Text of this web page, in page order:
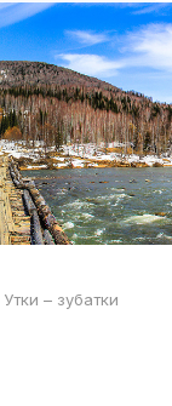
Утки – зубатки